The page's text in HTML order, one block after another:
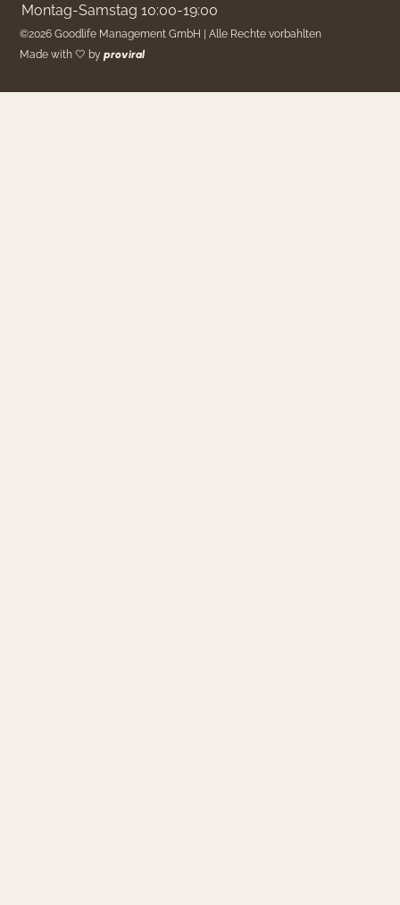
Montag-Samstag 10:00-19:00
©2026 Goodlife Management GmbH | Alle Rechte vorbahlten
Made with 🤍 byproviral